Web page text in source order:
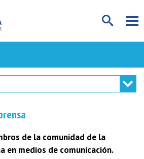
de la comunidad de la
en medios de comunicación.